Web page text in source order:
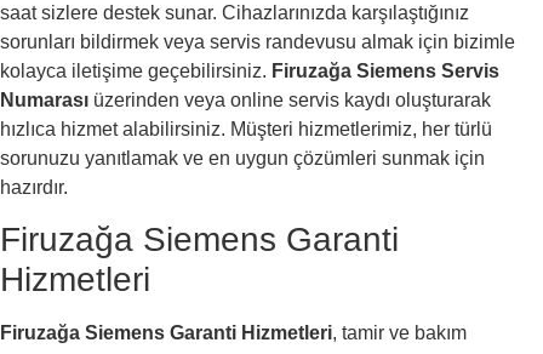
saat sizlere destek sunar. Cihazlarınızda karşılaştığınız
sorunları bildirmek veya servis randevusu almak için bizimle
kolayca iletişime geçebilirsiniz. Firuzağa Siemens Servis
Numarası üzerinden veya online servis kaydı oluşturarak
hızlıca hizmet alabilirsiniz. Müşteri hizmetlerimiz, her türlü
sorunuzu yanıtlamak ve en uygun çözümleri sunmak için
hazırdır.
Firuzağa Siemens Garanti
Hizmetleri
Firuzağa Siemens Garanti Hizmetleri, tamir ve bakım